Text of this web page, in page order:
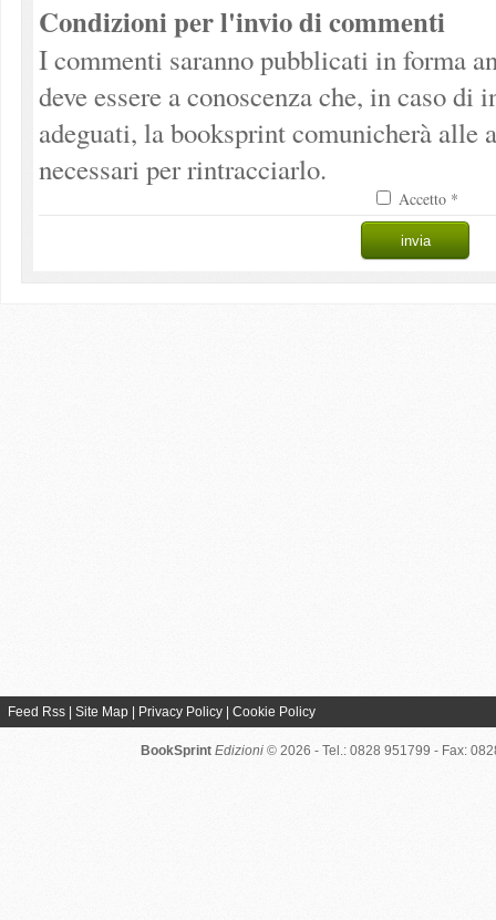
Condizioni per l'invio di commenti
I commenti saranno pubblicati in forma
deve essere a conoscenza che, in caso
adeguati, la booksprint comunicherà alle
necessari per rintracciarlo.
Accetto *
Feed Rss Site Map Privacy Policy Cookie Policy
BookSprint Edizioni © 2026 - Tel.: 0828 951799 - Fax: